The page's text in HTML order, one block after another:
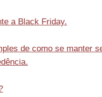
a Black Friday.
de como se manter